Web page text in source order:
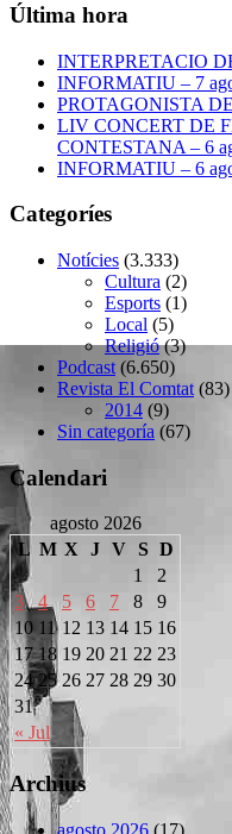
Última hora
INTERPRETACIO
INFORMATIU – 7
PROTAGONISTA
LIV CONCERT DE
CONTESTANA – 6
INFORMATIU – 6
Categoríes
Notícies (3.333)
Cultura (2)
Esports (1)
Local (5)
Religió(3)
Podcast (6.650)
Revista El Comtat (83)
2014 (9)
Sin categoría (67)
Calendari
agosto 2026
L M X J V S D
« Jul
1
2
3
4 5 6 7 8
9
10 11 12 13 14 15 16
17 18 19 20 21 22 23
24 25 26 27 28 29 30
31
Archius
agosto 2026 (17)